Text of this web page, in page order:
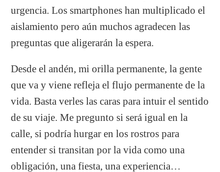
urgencia. Los smartphones han multiplicado el
aislamiento pero aún muchos agradecen las
preguntas que aligerarán la espera.
Desde el andén, mi orilla permanente, la gente
que va y viene refleja el flujo permanente de la
vida. Basta verles las caras para intuir el sentido
de su viaje. Me pregunto si será igual en la
calle, si podría hurgar en los rostros para
entender si transitan por la vida como una
obligación, una fiesta, una experiencia…